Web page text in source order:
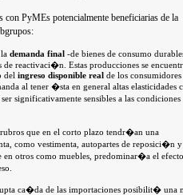
PyMEs potencialmente beneficiarias de la
demanda final -de bienes de consumo
de reactivaci�n. Estas producciones se
del ingreso disponible real de los consumidores
al tener �sta en general altas elasticidades
significativamente sensibles a las condiciones
que en el corto plazo tendr�an una
como vestimenta, autopartes de reposici�n y
en otros como muebles, predominar�a el efecto
ca�da de las importaciones posibilit� una